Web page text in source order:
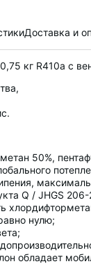
Доставка и
0,75 кг R410a с
50%,
Q / JHGS 206-
нулю;
обладает